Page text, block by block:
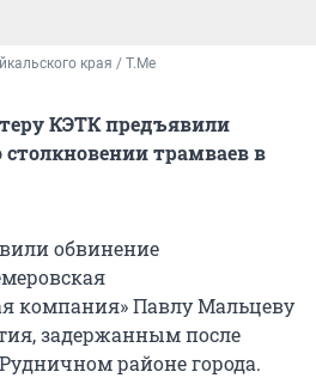
края / T.Me
КЭТК предъявили
трамваев в
обвинение
компания» Павлу Мальцеву
задержанным после
районе города.